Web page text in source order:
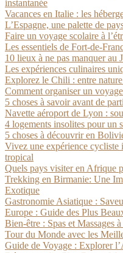
instantanée
Vacances en Italie : les
L’Espagne, une palette de
Faire un voyage scolaire à
Les essentiels de Fort-de-
10 lieux à ne pas manquer au
Les expériences culinaires
Explorez le Chili : entre
Comment organiser un
5 choses à savoir avant de
Navette aéroport de Lyon :
4 logements insolites pour un
5 choses à découvrir en
Vivez une expérience cycliste
tropical
Quels pays visiter en Afrique
Trekking en Birmanie: Une
Exotique
Gastronomie Asiatique :
Europe : Guide des Plus
Bien-être : Spas et Massages
Tour du Monde avec les
Guide de Voyage : Explorer